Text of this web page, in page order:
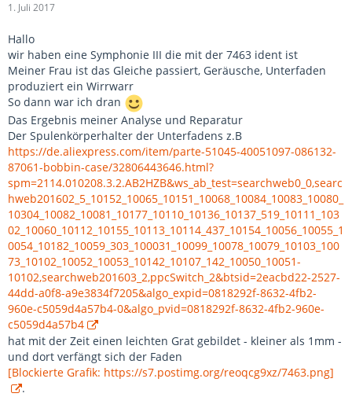
1. Juli 2017
Hallo
wir haben eine Symphonie III die mit der 7463 ident ist
Meiner Frau ist das Gleiche passiert, Geräusche, Unterfaden
produziert ein Wirrwarr
So dann war ich dran
Das Ergebnis meiner Analyse und Reparatur
Der Spulenkörperhalter der Unterfadens z.B
https://de.aliexpress.com/item/parte-51045-40051097-086132-
87061-bobbin-case/32806443646.html?
spm=2114.010208.3.2.AB2HZB&ws_ab_test=searchweb0_0,searc
hweb201602_5_10152_10065_10151_10068_10084_10083_10080_
10304_10082_10081_10177_10110_10136_10137_519_10111_103
02_10060_10112_10155_10113_10114_437_10154_10056_10055_1
0054_10182_10059_303_100031_10099_10078_10079_10103_100
73_10102_10052_10053_10142_10107_142_10050_10051-
10102,searchweb201603_2,ppcSwitch_2&btsid=2eacbd22-2527-
44dd-a0f8-a9e3834f7205&algo_expid=0818292f-8632-4fb2-
960e-c5059d4a57b4-0&algo_pvid=0818292f-8632-4fb2-960e-
c5059d4a57b4
hat mit der Zeit einen leichten Grat gebildet - kleiner als 1mm -
und dort verfängt sich der Faden
[Blockierte Grafik: https://s7.postimg.org/reoqcg9xz/7463.png]
.